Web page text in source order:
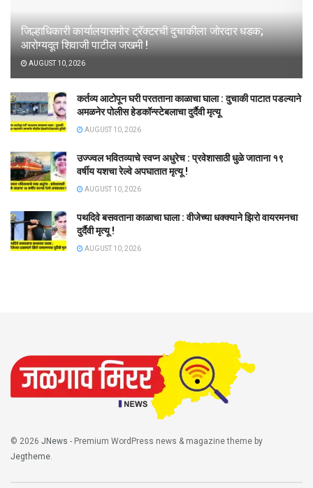
जिल्हाधिकारी कार्यालयासमोर ट्रॅक्टरची दुचाकीला जोरदार धडक;
आरोग्यदूत शिवाजी पाटील जखमी !
AUGUST 10, 2026
कर्तव्य आटोपून घरी परतताना काळाचा घाला : दुचाकी पाटात पडल्याने
अमळनेर पोलीस हेडकॉन्स्टेबलाचा दुर्दैवी मृत्यू
AUGUST 10, 2026
उज्ज्वल भवितव्याचे स्वप्न अधुरेच : प्रवेशासाठी धुळे जाताना १९
वर्षीय यशचा रेल्वे अपघातात मृत्यू !
AUGUST 10, 2026
पथदिवे बसवताना काळाचा घाला : वीजेच्या धक्क्याने झिरो वायरमनचा
दुर्दैवी मृत्यू !
AUGUST 10, 2026
© 2026 JNews - Premium WordPress news & magazine theme by
Jegtheme